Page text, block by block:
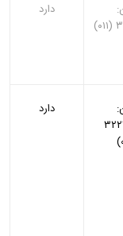
دارد
دارد